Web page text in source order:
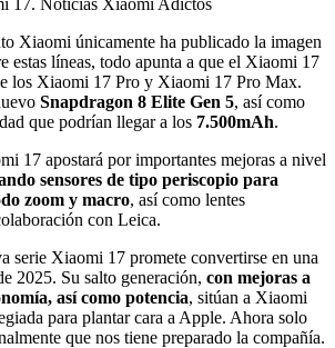
Xiaomi únicamente ha publicado la imagen
estas líneas, todo apunta a que el Xiaomi 17
los Xiaomi 17 Pro y Xiaomi 17 Pro Max.
Snapdragon 8 Elite Gen 5, así como
que podrían llegar a los 7.500mAh.
17 apostará por importantes mejoras a nivel
sensores de tipo periscopio para
zoom y macro, así como lentes
con Leica.
serie Xiaomi 17 promete convertirse en una
2025. Su salto generación, con mejoras a
así como potencia, sitúan a Xiaomi
para plantar cara a Apple. Ahora solo
que nos tiene preparado la compañía.